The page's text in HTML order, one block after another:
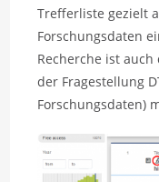
Trefferliste gezielt
Forschungsdaten
Recherche ist
der Fragestellung
Forschungsdaten)